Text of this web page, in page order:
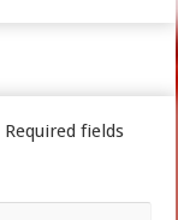
Required fields